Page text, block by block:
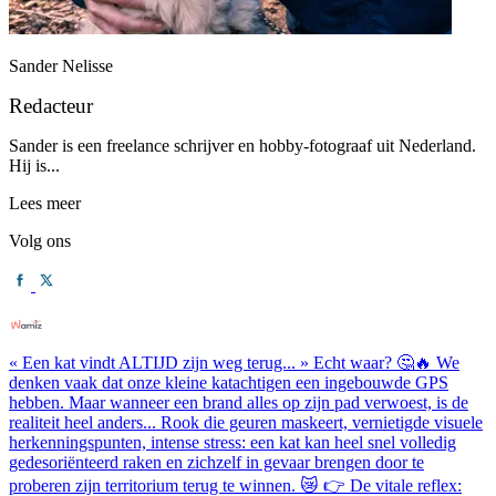
Sander Nelisse
Redacteur
Sander is een freelance schrijver en hobby-fotograaf uit Nederland.
Hij is...
Lees meer
Volg ons
« Een kat vindt ALTIJD zijn weg terug... » Echt waar? 🤔🔥 We
denken vaak dat onze kleine katachtigen een ingebouwde GPS
hebben. Maar wanneer een brand alles op zijn pad verwoest, is de
realiteit heel anders... Rook die geuren maskeert, vernietigde visuele
herkenningspunten, intense stress: een kat kan heel snel volledig
gedesoriënteerd raken en zichzelf in gevaar brengen door te
proberen zijn territorium terug te winnen. 😿 👉 De vitale reflex: